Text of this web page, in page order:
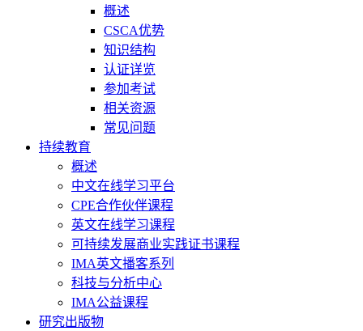
概述
CSCA优势
知识结构
认证详览
参加考试
相关资源
常见问题
持续教育
概述
中文在线学习平台
CPE合作伙伴课程
英文在线学习课程
可持续发展商业实践证书课程
IMA英文播客系列
科技与分析中心
IMA公益课程
研究出版物